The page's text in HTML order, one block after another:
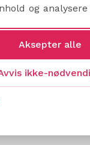
og
Aksepter alle
ikke-